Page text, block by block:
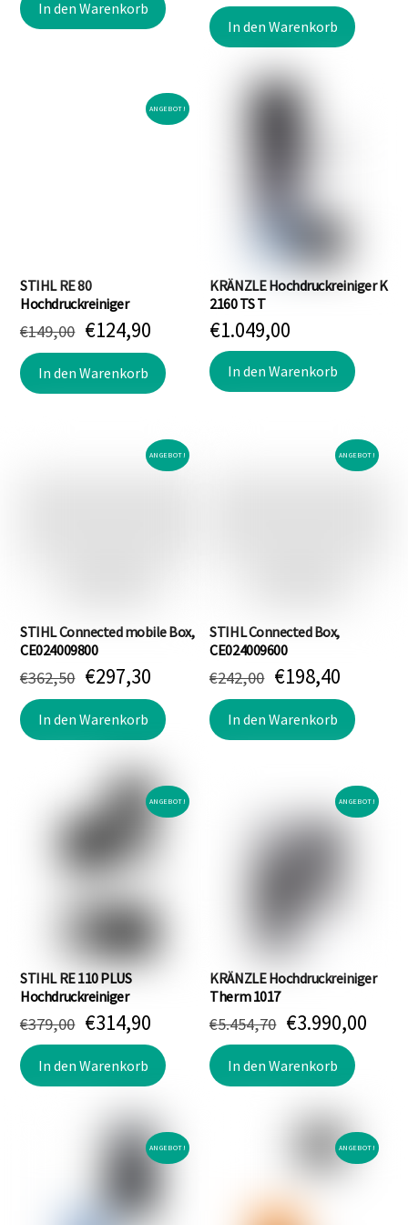
war:
€649,00
ist:
€499,00.
In den Warenkorb
Preis
war:
€2.723,00
In den Warenkorb
ANGEBOT!
STIHL RE 80
Hochdruckreiniger
€149,00 Ursprünglicher
Preis
war:
€149,00
€124,90Aktueller
Preis
ist:
€124,90.
In den Warenkorb
KRÄNZLE Hochdruckreiniger K
2160 TS T
€1.049,00
In den Warenkorb
ANGEBOT!
STIHL Connected mobile Box,
CE024009800
€362,50 Ursprünglicher
Preis
war:
€362,50
€297,30Aktueller
Preis
ist:
€297,30.
In den Warenkorb
ANGEBOT!
STIHL Connected Box,
CE024009600
€242,00 Ursprünglicher
Preis
war:
€242,00
€198,40
Preis
ist:
In den Warenkorb
ANGEBOT!
STIHL RE 110 PLUS
Hochdruckreiniger
€379,00 Ursprünglicher
Preis
war:
€379,00
€314,90Aktueller
Preis
ist:
€314,90.
In den Warenkorb
ANGEBOT!
KRÄNZLE Hochdruckreiniger
Therm 1017
€5.454,70
Preis
war:
€5.454,70
€3.990,00
In den Warenkorb
ANGEBOT! ANGEBOT!